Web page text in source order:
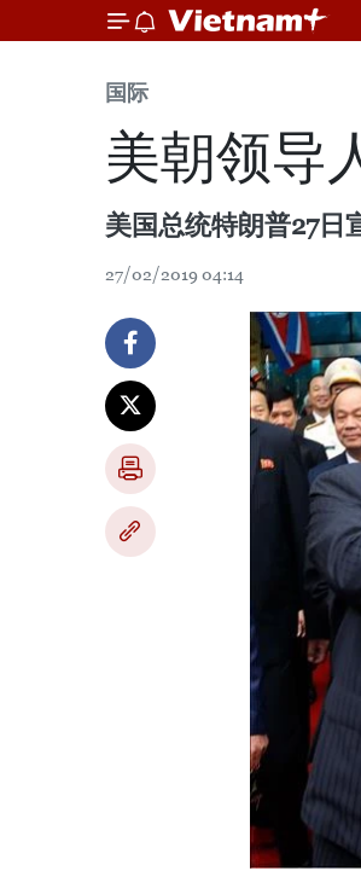
国际
美朝领导
美国总统特朗普27日
27/02/2019 04:14